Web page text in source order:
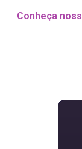
Conheça